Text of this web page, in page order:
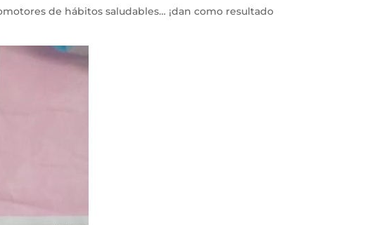
de hábitos saludables… ¡dan como resultado